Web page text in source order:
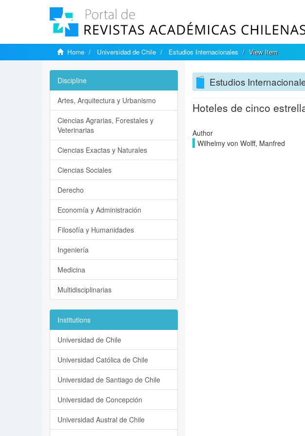
Home Universidad de Chile Estudios Internacionales View Item
Estudios
Hoteles de cinco
Author
Wilhelmy von Wolff, Manfred
Discipline
Artes, Arquitectura y Urbanismo
Ciencias Agrarias, Forestales y
Veterinarias
Ciencias Exactas y Naturales
Ciencias Sociales
Derecho
Economía y Administración
Filosofía y Humanidades
Ingeniería
Medicina
Multidisciplinarias
Institutions
Universidad de Chile
Universidad Católica de Chile
Universidad de Santiago de Chile
Universidad de Concepción
Universidad Austral de Chile